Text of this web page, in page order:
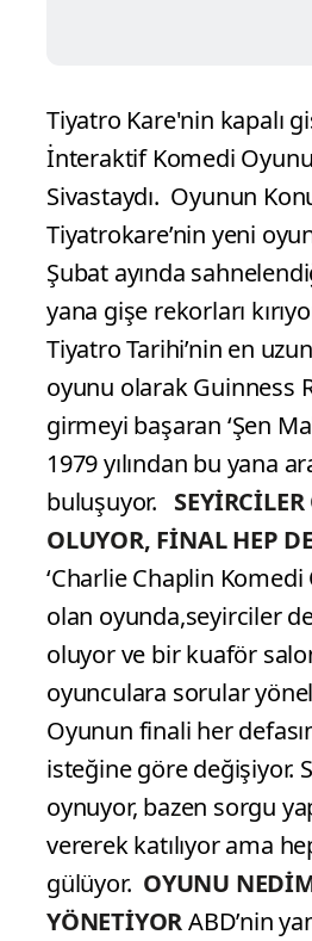
Tiyatro Kare'nin kapalı
İnteraktif Komedi
Sivastaydı. Oyunun
Tiyatrokare’nin yeni
Şubat ayında
yana gişe rekorları
Tiyatro Tarihi’nin en
oyunu olarak Guinness
girmeyi başaran ‘Şen
1979 yılından bu yana
buluşuyor.
OLUYOR, FİNAL HEP
‘Charlie Chaplin Komedi
olan oyunda,seyirciler
oluyor ve bir kuaför
oyunculara sorular
Oyunun finali her
isteğine göre değişiyor.
oynuyor, bazen sorgu
vererek katılıyor ama
gülüyor. OYUNU
YÖNETİYORABD’nin